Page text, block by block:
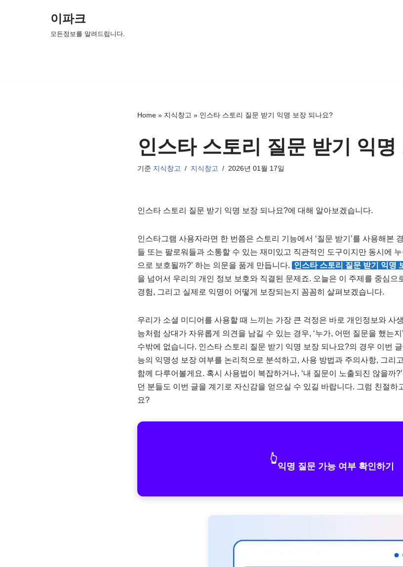
이파크
모든정보를 알려드립니다.
Home» 지식창고 » 인스타 스토리 질문 받기 익명 보장 되나요?
인스타 스토리 질문 받기 익
기준 지식창고 지식창고 2026년 01월 17일
인스타 스토리 질문 받기 익명 보장 되나요?에 대해 알아보겠습니다.
인스타그램 사용자라면 한 번쯤은 스토리 기능에서 ‘질문 받기’를 사용해본
들 또는 팔로워들과 소통할 수 있는 재미있고 직관적인 도구이지만 동시에
으로 보호될까?’ 하는 의문을 품게 만듭니다. 인스타 스토리 질문 받기 익명
을 넘어서 우리의 개인 정보 보호와 직결된 문제죠. 오늘은 이 주제를 중심으
경험, 그리고 실제로 익명이 어떻게 보장되는지 꼼꼼히 살펴보겠습니다.
우리가 소셜 미디어를 사용할 때 느끼는 가장 큰 걱정은 바로 개인정보와 사
능처럼 상대가 자유롭게 의견을 남길 수 있는 경우, ‘누가, 어떤 질문을 했는
수밖에 없습니다. 인스타 스토리 질문 받기 익명 보장 되나요?의 경우 이번
능의 익명성 보장 여부를 논리적으로 분석하고, 사용 방법과 주의사항, 그리
함께 다루어볼게요. 혹시 사용법이 복잡하거나, ‘내 질문이 노출되진 않을까
던 분들도 이번 글을 계기로 자신감을 얻으실 수 있길 바랍니다. 그럼 친절하
요?
👆
익명 질문 가능 여부 확인하기